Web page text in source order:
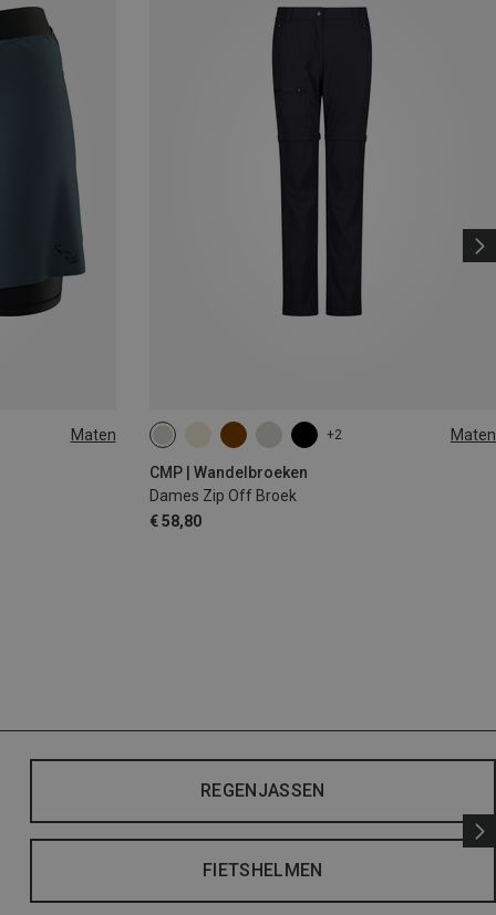
Maten +2 Maten
CMP | Wandelbroeken
Dames Zip Off Broek
€ 58,80
REGENJASSEN
FIETSHELMEN